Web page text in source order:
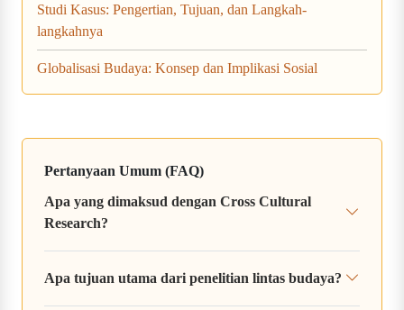
Studi Kasus: Pengertian, Tujuan, dan Langkah-
langkahnya
Globalisasi Budaya: Konsep dan Implikasi Sosial
Pertanyaan Umum (FAQ)
Apa yang dimaksud dengan Cross Cultural
Research?
Apa tujuan utama dari penelitian lintas budaya?